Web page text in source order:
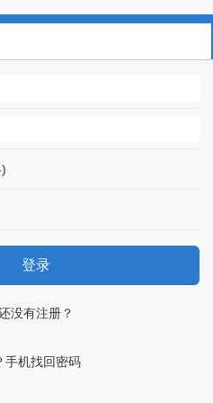
登录
没有注册？
手机找回密码